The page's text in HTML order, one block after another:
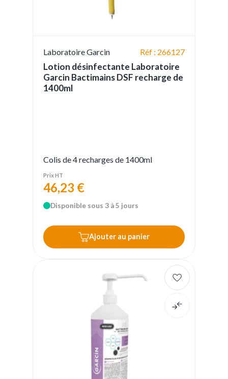
Laboratoire Garcin Réf : 266127
Lotion désinfectante Laboratoire
Garcin Bactimains DSF recharge de
1400ml
Colis de 4 recharges de 1400ml
Prix HT
46,23 €
Disponible sous 3 à 5 jours
Ajouter au panier